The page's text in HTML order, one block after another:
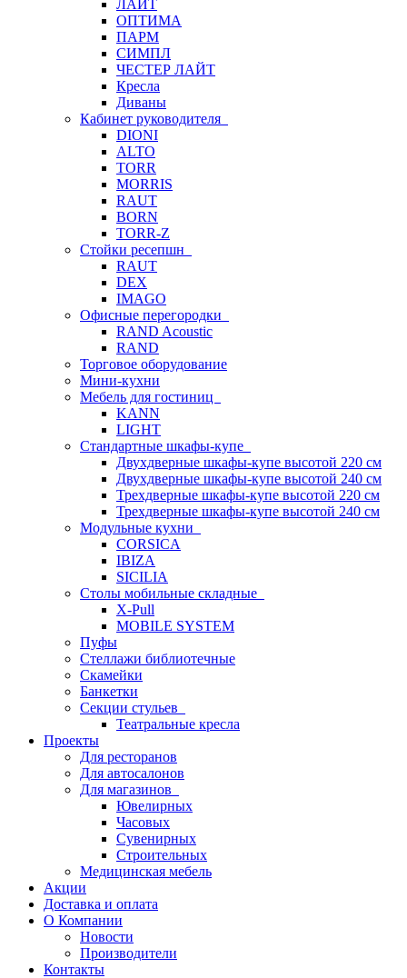
ЛАЙТ
ОПТИМА
ПАРМ
СИМПЛ
ЧЕСТЕР ЛАЙТ
Кресла
Диваны
Кабинет руководителя
DIONI
ALTO
TORR
MORRIS
RAUT
BORN
TORR-Z
Стойки ресепшн
RAUT
DEX
IMAGO
Офисные перегородки
RAND Acoustic
RAND
Торговое оборудование
Мини-кухни
Мебель для гостиниц
KANN
LIGHT
Стандартные шкафы-купе
Двухдверные шкафы-купе высотой 220 см
Двухдверные шкафы-купе высотой 240 см
Трехдверные шкафы-купе высотой 220 см
Трехдверные шкафы-купе высотой 240 см
Модульные кухни
CORSICA
IBIZA
SICILIA
Столы мобильные складные
X-Pull
MOBILE SYSTEM
Пуфы
Стеллажи библиотечные
Скамейки
Банкетки
Секции стульев
Театральные кресла
Проекты
Для ресторанов
Для автосалонов
Для магазинов
Ювелирных
Часовых
Сувенирных
Строительных
Медицинская мебель
Акции
Доставка и оплата
О Компании
Новости
Производители
Контакты